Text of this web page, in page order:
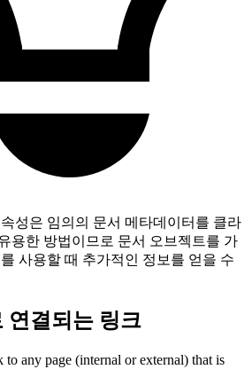
성은 임의의 문서 메타데이터를 클라
용한 방법이므로 문서 오브젝트를 가
사용할 때 추가적인 정보를 얻을 수
결되는 링크
to any page (internal or external) that is